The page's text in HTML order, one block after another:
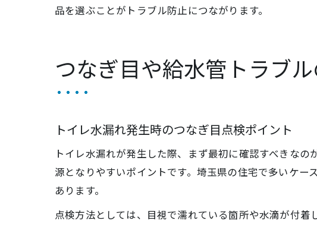
品を選ぶことがトラブル防止につながります。
つなぎ目や給水管トラブ
トイレ水漏れ発生時のつなぎ目点検ポイント
トイレ水漏れが発生した際、まず最初に確認すべきな
源となりやすいポイントです。埼玉県の住宅で多いケ
あります。
点検方法としては、目視で濡れている箇所や水滴が付